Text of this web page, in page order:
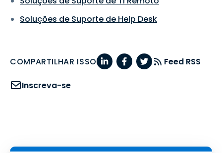
Soluções de Suporte de Help Desk
COMPARTILHAR ISSO Feed RSS
Inscreva-se